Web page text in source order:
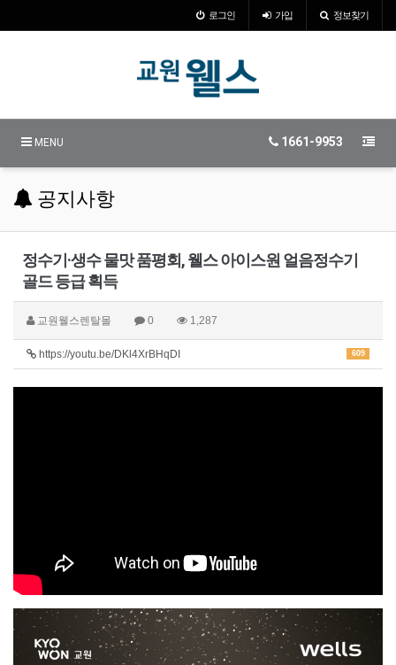
로그인 가입 정보찾기
MENU 1661-9953
공지사항
정수기·생수 물맛 품평회, 웰스 아이스원 얼음정수기
골드 등급 획득
교원웰스렌탈몰 0 1,287
609
https://youtu.be/DKl4XrBHqDI